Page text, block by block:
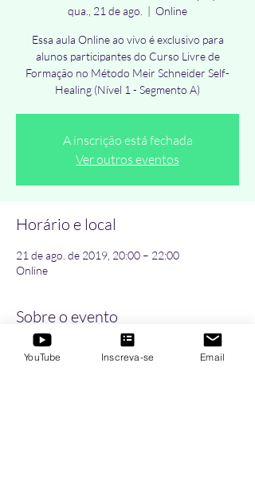
qua., 21 de ago.
  |
Online
Essa aula Online ao vivo é exclusivo para
alunos participantes do Curso Livre de
Formação no Método Meir Schneider Self-
Healing (Nível 1 - Segmento A)
A inscrição está fechada
Ver outros eventos
Horário e local
21 de ago. de 2019, 20:00 – 22:00
Online
Sobre o evento
Curso Livre de Formação no Método Meir
Schneider Self-Healing - Nível 1
YouTube Inscreva-se Email